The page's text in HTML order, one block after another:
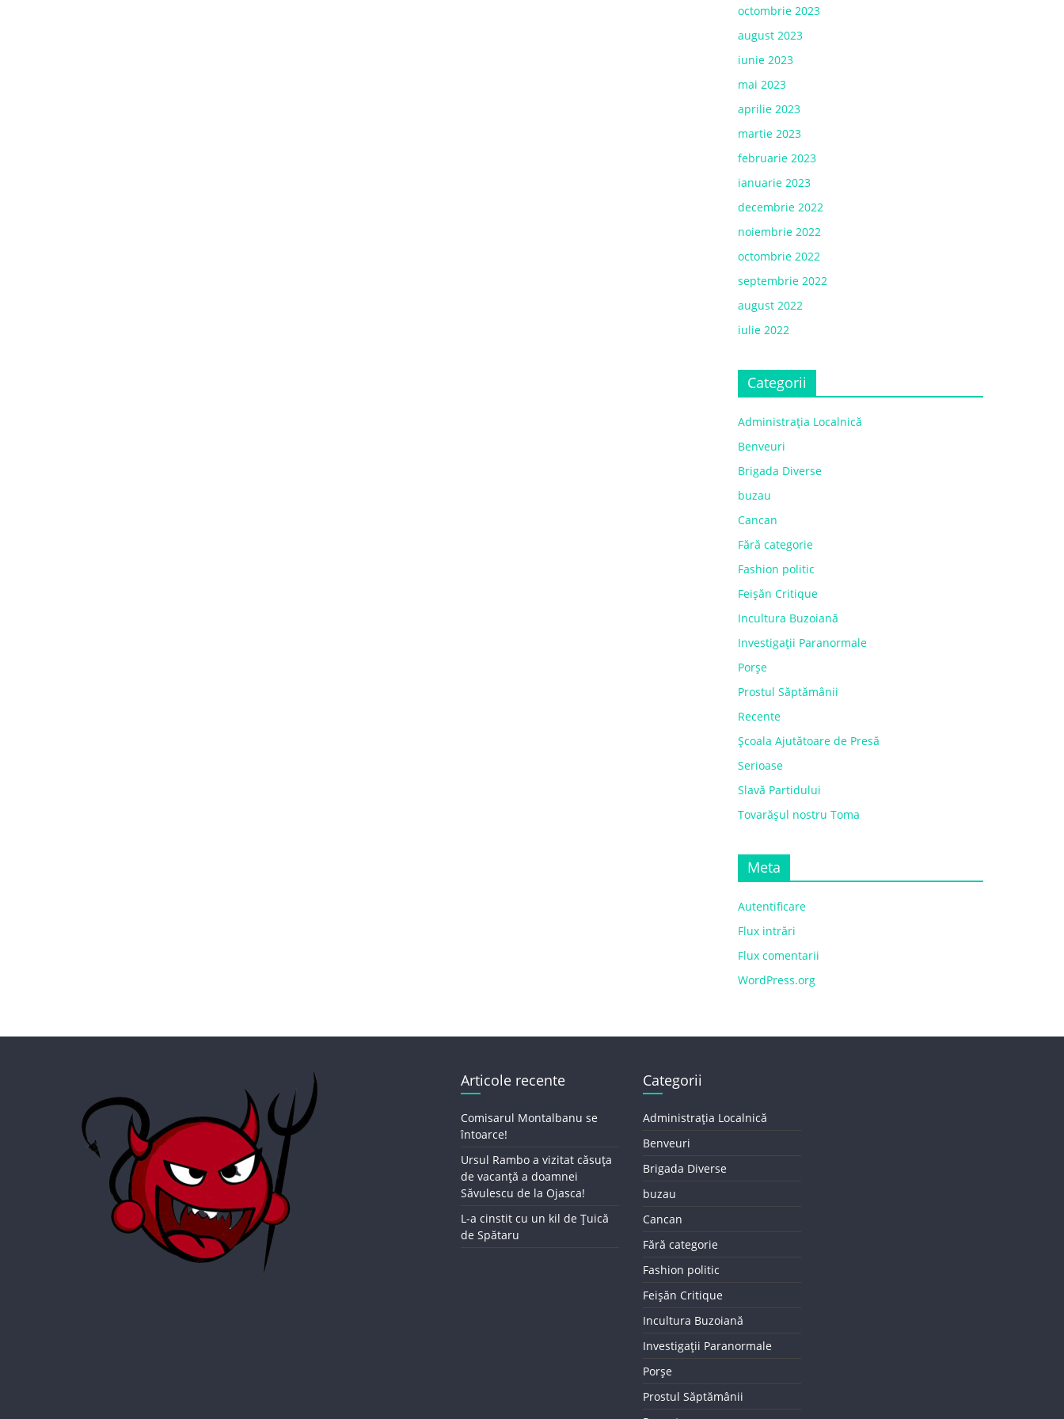
octombrie 2023
august 2023
iunie 2023
mai 2023
aprilie 2023
martie 2023
februarie 2023
ianuarie 2023
decembrie 2022
noiembrie 2022
octombrie 2022
septembrie 2022
august 2022
iulie 2022
Categorii
Administrația Localnică
Benveuri
Brigada Diverse
buzau
Cancan
Fără categorie
Fashion politic
Feișăn Critique
Incultura Buzoiană
Investigații Paranormale
Porșe
Prostul Săptămânii
Recente
Școala Ajutătoare de Presă
Serioase
Slavă Partidului
Tovarășul nostru Toma
Meta
Autentificare
Flux intrări
Flux comentarii
WordPress.org
Articole recente
Comisarul Montalbanu se
întoarce!
Ursul Rambo a vizitat căsuța
de vacanță a doamnei
Săvulescu de la Ojasca!
L-a cinstit cu un kil de Țuică
de Spătaru
Categorii
Administrația Localnică
Benveuri
Brigada Diverse
buzau
Cancan
Fără categorie
Fashion politic
Feișăn Critique
Incultura Buzoiană
Investigații Paranormale
Porșe
Prostul Săptămânii